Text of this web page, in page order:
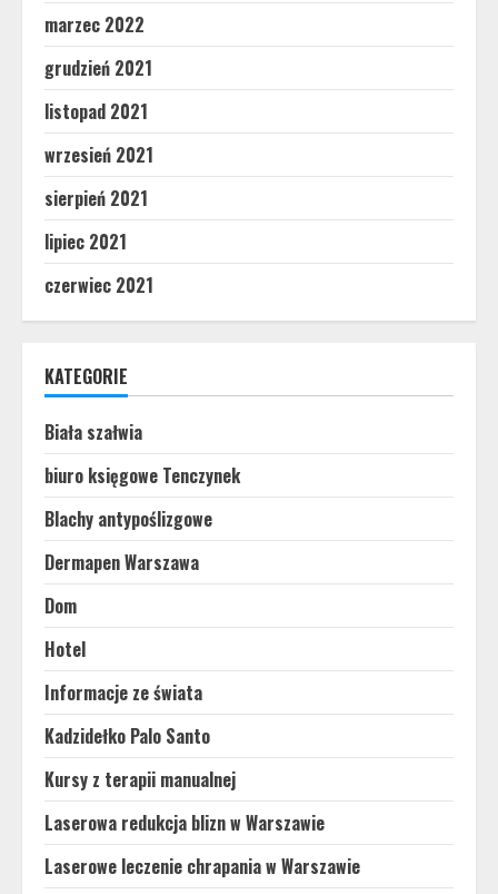
marzec 2022
grudzień 2021
listopad 2021
wrzesień 2021
sierpień 2021
lipiec 2021
czerwiec 2021
KATEGORIE
Biała szałwia
biuro księgowe Tenczynek
Blachy antypoślizgowe
Dermapen Warszawa
Dom
Hotel
Informacje ze świata
Kadzidełko Palo Santo
Kursy z terapii manualnej
Laserowa redukcja blizn w Warszawie
Laserowe leczenie chrapania w Warszawie